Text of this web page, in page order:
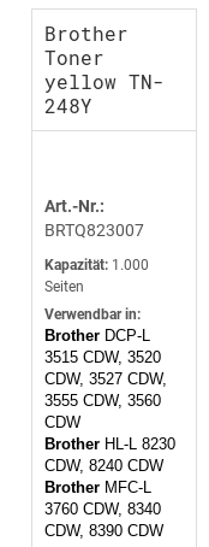
Brother
Toner
yellow TN-
248Y
Art.-Nr.:
BRTQ823007
Kapazität: 1.000
Seiten
Verwendbar in:
Brother DCP-L
3515 CDW, 3520
CDW, 3527 CDW,
3555 CDW, 3560
CDW
Brother HL-L 8230
CDW, 8240 CDW
Brother MFC-L
3760 CDW, 8340
CDW, 8390 CDW